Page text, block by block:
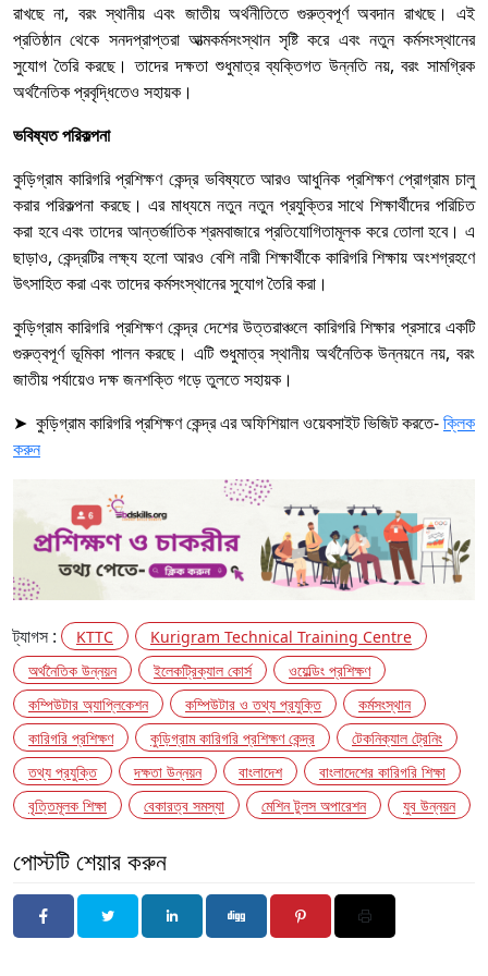
রাখছে না, বরং স্থানীয় এবং জাতীয় অর্থনীতিতে গুরুত্বপূর্ণ অবদান রাখছে। এই
প্রতিষ্ঠান থেকে সনদপ্রাপ্তরা আত্মকর্মসংস্থান সৃষ্টি করে এবং নতুন কর্মসংস্থানের
সুযোগ তৈরি করছে। তাদের দক্ষতা শুধুমাত্র ব্যক্তিগত উন্নতি নয়, বরং সামগ্রিক
অর্থনৈতিক প্রবৃদ্ধিতেও সহায়ক।
ভবিষ্যত পরিকল্পনা
কুড়িগ্রাম কারিগরি প্রশিক্ষণ কেন্দ্র ভবিষ্যতে আরও আধুনিক প্রশিক্ষণ প্রোগ্রাম চালু
করার পরিকল্পনা করছে। এর মাধ্যমে নতুন নতুন প্রযুক্তির সাথে শিক্ষার্থীদের পরিচিত
করা হবে এবং তাদের আন্তর্জাতিক শ্রমবাজারে প্রতিযোগিতামূলক করে তোলা হবে। এ
ছাড়াও, কেন্দ্রটির লক্ষ্য হলো আরও বেশি নারী শিক্ষার্থীকে কারিগরি শিক্ষায় অংশগ্রহণে
উৎসাহিত করা এবং তাদের কর্মসংস্থানের সুযোগ তৈরি করা।
কুড়িগ্রাম কারিগরি প্রশিক্ষণ কেন্দ্র দেশের উত্তরাঞ্চলে কারিগরি শিক্ষার প্রসারে একটি
গুরুত্বপূর্ণ ভূমিকা পালন করছে। এটি শুধুমাত্র স্থানীয় অর্থনৈতিক উন্নয়নে নয়, বরং
জাতীয় পর্যায়েও দক্ষ জনশক্তি গড়ে তুলতে সহায়ক।
➤ কুড়িগ্রাম কারিগরি প্রশিক্ষণ কেন্দ্র এর অফিশিয়াল ওয়েবসাইট ভিজিট করতে-ক্লিক
করুন
ট্যাগস : KTTC
Kurigram Technical Training Centre
অর্থনৈতিক উন্নয়ন
ইলেকট্রিক্যাল কোর্স
ওয়েল্ডিং প্রশিক্ষণ
কম্পিউটার অ্যাপ্লিকেশন
কম্পিউটার ও তথ্য প্রযুক্তি
কর্মসংস্থান
কারিগরি প্রশিক্ষণ
কুড়িগ্রাম কারিগরি প্রশিক্ষণ কেন্দ্র
টেকনিক্যাল ট্রেনিং
তথ্য প্রযুক্তি
দক্ষতা উন্নয়ন বাংলাদেশ
বাংলাদেশের কারিগরি শিক্ষা
বৃত্তিমূলক শিক্ষা
বেকারত্ব সমস্যা মেশিন টুলস অপারেশন যুব উন্নয়ন
পোস্টটি শেয়ার করুন